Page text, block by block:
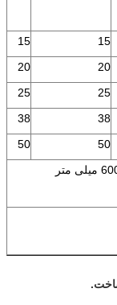
15
15
20
20
25
25
38
38
50
50